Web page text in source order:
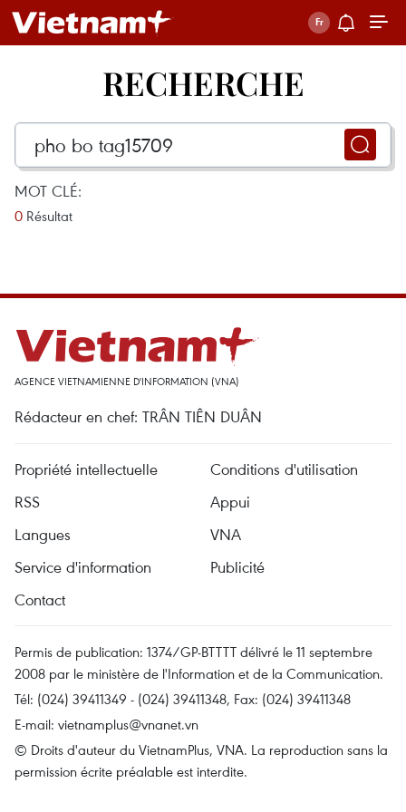
RECHERCHE
MOT CLÉ:
0 Résultat
AGENCE VIETNAMIENNE D'INFORMATION (VNA)
Rédacteur en chef: TRÂN TIÊN DUÂN
Propriété intellectuelle
Conditions d'utilisation
RSS
Appui
Langues
VNA
Service d'information
Publicité
Contact
Permis de publication: 1374/GP-BTTTT délivré le 11 septembre
2008 par le ministère de l'Information et de la Communication.
Tél: (024) 39411349 - (024) 39411348, Fax: (024) 39411348
E-mail: vietnamplus@vnanet.vn
© Droits d'auteur du VietnamPlus, VNA. La reproduction sans la
permission écrite préalable est interdite.